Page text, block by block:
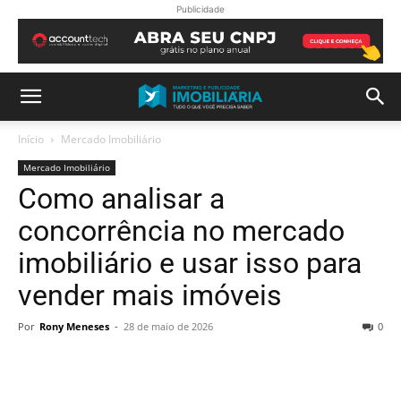
Publicidade
Início Mercado Imobiliário
Mercado Imobiliário
Como analisar a
concorrência no mercado
imobiliário e usar isso para
vender mais imóveis
Por Rony Meneses - 28 de maio de 2026 0